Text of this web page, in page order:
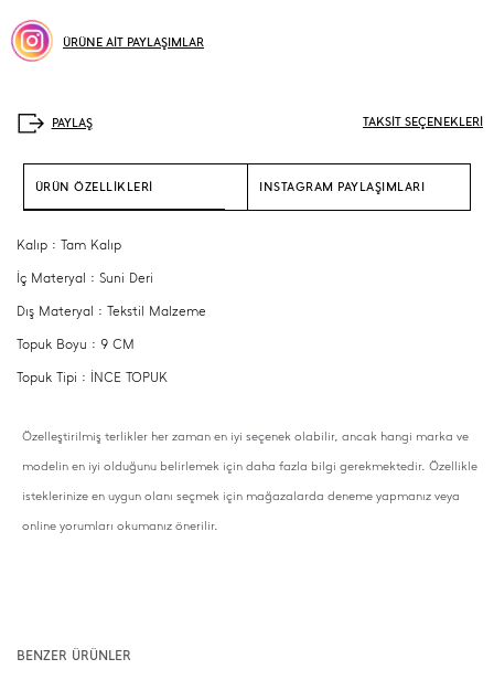
ÜRÜNE AİT PAYLAŞIMLAR
TAKSİT SEÇENEKLERİ
ÜRÜN ÖZELLİKLERİ INSTAGRAM PAYLAŞIMLARI
Kalıp : Tam Kalıp
İç Materyal : Suni Deri
Dış Materyal : Tekstil Malzeme
Topuk Boyu : 9 CM
Topuk Tipi : İNCE TOPUK
Özelleştirilmiş terlikler her zaman en iyi seçenek olabilir, ancak hangi marka ve
modelin en iyi olduğunu belirlemek için daha fazla bilgi gerekmektedir. Özellikle
isteklerinize en uygun olanı seçmek için mağazalarda deneme yapmanız veya
online yorumları okumanız önerilir.
BENZER ÜRÜNLER